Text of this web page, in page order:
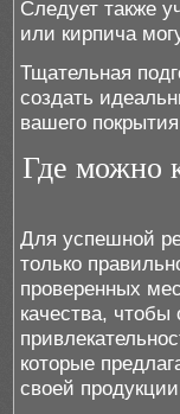
Следует также
или кирпича
Тщательная
создать
вашего
Где можно
Для успешной
только
проверенных
качества, чтобы
которые
своей